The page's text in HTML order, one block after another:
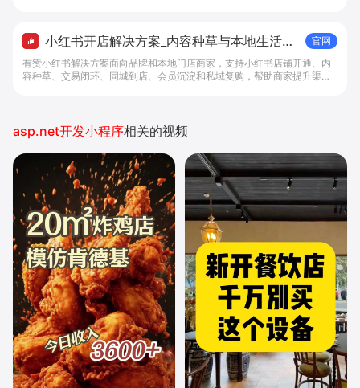
小红书开店解决方案_内容种草与本地生活转
化工具 - 做生意, 找有赞
官网
有赞小红书解决方案面向品牌和本地门店商家，支持小红书店铺开通、内
容种草、交易闭环、同城到店、会员沉淀和私域复购，帮助商家提升渠道
asp.net开发小程序相关的视频